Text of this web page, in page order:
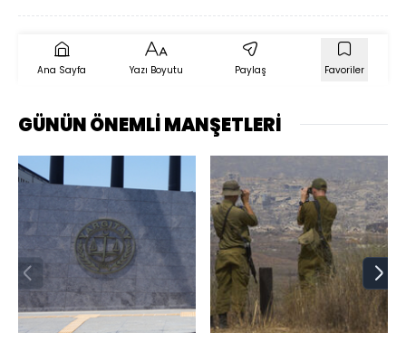
Ana Sayfa Yazı Boyutu Paylaş Favoriler
GÜNÜN ÖNEMLİ MANŞETLERİ